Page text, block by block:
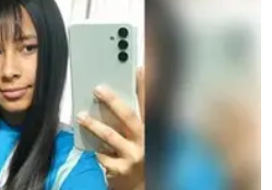
Economía y finanzas
Con el campo
Espacio empresas
Sociedad
Tecnología
Turismo